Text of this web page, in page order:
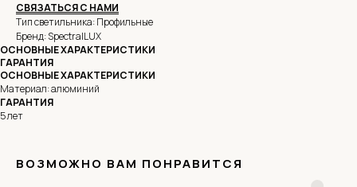
СВЯЗАТЬСЯ С НАМИ
Тип светильника: Профильные
Бренд: SpectralLUX
ОСНОВНЫЕ ХАРАКТЕРИСТИКИ
ГАРАНТИЯ
ОСНОВНЫЕ ХАРАКТЕРИСТИКИ
Материал: алюминий
ГАРАНТИЯ
5 лет
ВОЗМОЖНО ВАМ ПОНРАВИТСЯ